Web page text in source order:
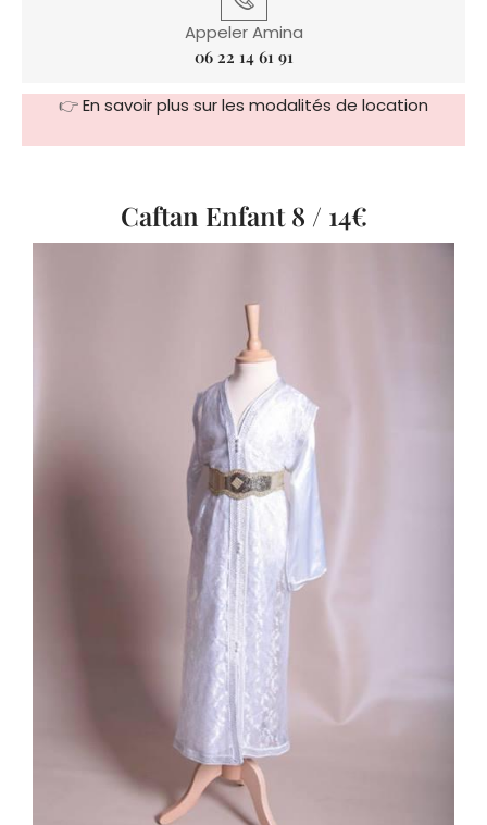
Appeler Amina
06 22 14 61 91
👉En savoir plus sur les modalités de location
Caftan Enfant 8 / 14€